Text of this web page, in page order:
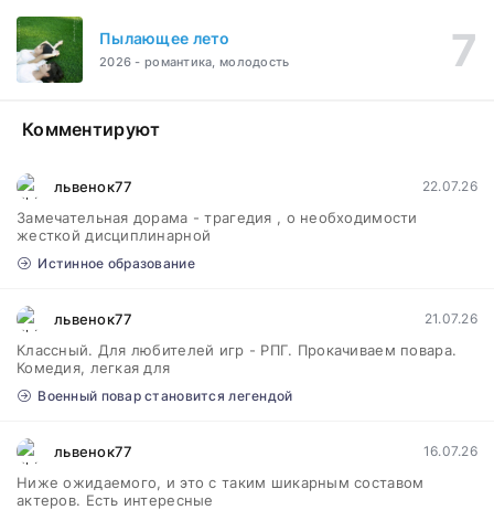
Пылающее лето
2026 - романтика, молодость
Комментируют
львенок77 22.07.26
Замечательная дорама - трагедия , о необходимости
жесткой дисциплинарной
Истинное образование
львенок77 21.07.26
Классный. Для любителей игр - РПГ. Прокачиваем повара.
Комедия, легкая для
Военный повар становится легендой
львенок77 16.07.26
Ниже ожидаемого, и это с таким шикарным составом
актеров. Есть интересные